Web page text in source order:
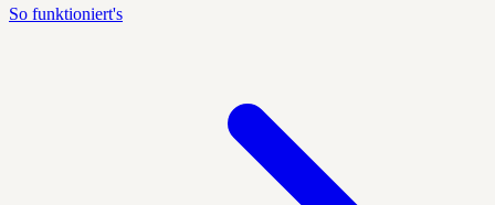
So funktioniert's